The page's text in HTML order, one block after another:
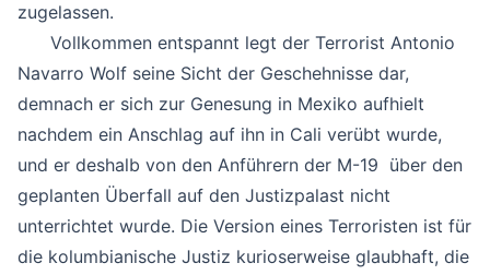
zugelassen.
Vollkommen entspannt legt der Terrorist Antonio
Navarro Wolf seine Sicht der Geschehnisse dar,
demnach er sich zur Genesung in Mexiko aufhielt
nachdem ein Anschlag auf ihn in Cali verübt wurde,
und er deshalb von den Anführern der M-19 über den
geplanten Überfall auf den Justizpalast nicht
unterrichtet wurde. Die Version eines Terroristen ist für
die kolumbianische Justiz kurioserweise glaubhaft, die